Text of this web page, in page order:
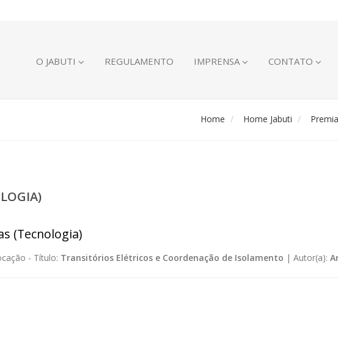
O JABUTI REGULAMENTO IMPRENSA CONTATO
Home Home Jabuti
(Tecnologia)
- Título: Transitórios Elétricos e Coordenação de Isolamento | Autor(a):